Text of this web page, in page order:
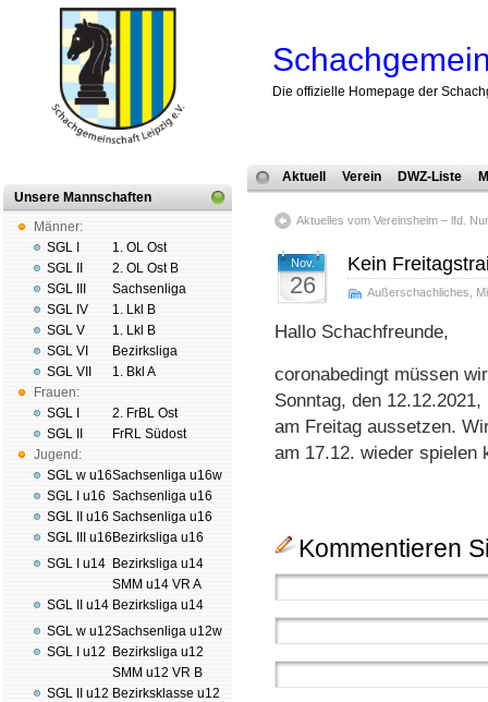
Die offizielle Homepage der
Unsere Mannschaften
Männer:
SGL I
SGL II
SGL III
SGL IV
SGL V
SGL VI
SGL VII
Frauen:
SGL I
SGL II
Jugend:
SGL w u16
SGL I u16
SGL II u16
SGL III u16
SGL I u14
SGL II u14
SGL w u12
SGL I u12
SGL II u12
1. OL Ost
2. OL Ost B
Sachsenliga
1. Lkl B
1. Lkl B
Bezirksliga
1. Bkl A
2. FrBL Ost
FrRL Südost
Sachsenliga u16w
Sachsenliga u16
Sachsenliga u16
Bezirksliga u16
Bezirksliga u14
SMM u14 VR A
Bezirksliga u14
Sachsenliga u12w
Bezirksliga u12
SMM u12 VR B
Bezirksklasse u12
Aktuell Verein DWZ-Liste
Aktuelles vom Vereinsheim – lfd.
Nov.
26
Kein
Außerschachliches
Hallo Schachfreunde,
coronabedingt müssen
Sonntag, den
am Freitag aussetzen.
am 17.12. wieder spielen
Kommentieren